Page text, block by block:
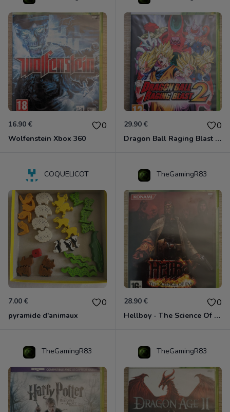
16.90 € 0
Wolfenstein Xbox 360
29.90 € 0
Dragon Ball Raging Blast 2 Xbox 360
COQUELICOT
7.00 € 0
pyramide d'animaux
TheGamingR83
28.90 € 0
Hellboy - The Science Of Evil Xbox 360
TheGamingR83 TheGamingR83